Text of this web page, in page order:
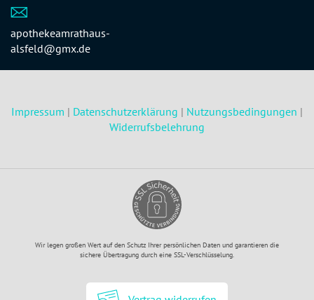
apothekeamrathaus-
alsfeld@gmx.de
Impressum | Datenschutzerklärung | Nutzungsbedingungen |
Widerrufsbelehrung
Wir legen großen Wert auf den Schutz Ihrer persönlichen Daten und garantieren die
sichere Übertragung durch eine SSL-Verschlüsselung.